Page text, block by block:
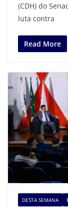
(CDH) do
luta contra
Read More
DESTA SEMANA